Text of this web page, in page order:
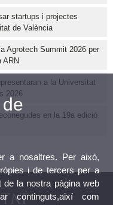
startups i projectes
de València
Agrotech Summit 2026 per
ARN
a la Universitat
2026
en la 19a edició
a nosaltres. Per això,
i de tercers per a
de la nostra pàgina web
continguts,així com